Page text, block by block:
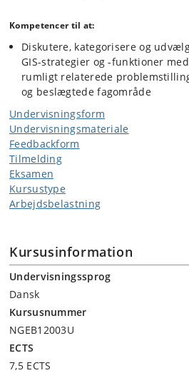
Kompetencer til at:
Diskutere, kategorisere og
GIS-strategier og -funktioner
rumligt relaterede
og beslægtede fagområde
Undervisningsform
Undervisningsmateriale
Feedbackform
Tilmelding
Eksamen
Kursustype
Arbejdsbelastning
Kursusinformation
Undervisningssprog
Dansk
Kursusnummer
NGEB12003U
ECTS
7,5 ECTS